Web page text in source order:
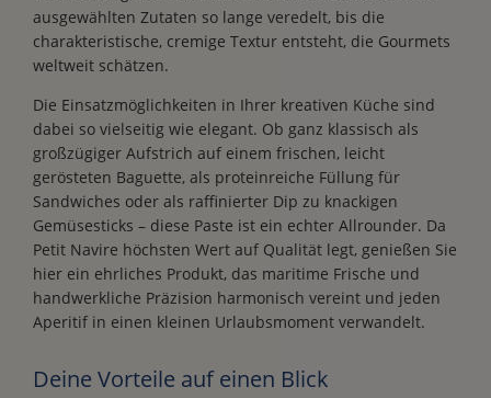
ausgewählten Zutaten so lange veredelt, bis die
charakteristische, cremige Textur entsteht, die Gourmets
weltweit schätzen.
Die Einsatzmöglichkeiten in Ihrer kreativen Küche sind
dabei so vielseitig wie elegant. Ob ganz klassisch als
großzügiger Aufstrich auf einem frischen, leicht
gerösteten Baguette, als proteinreiche Füllung für
Sandwiches oder als raffinierter Dip zu knackigen
Gemüsesticks – diese Paste ist ein echter Allrounder. Da
Petit Navire höchsten Wert auf Qualität legt, genießen Sie
hier ein ehrliches Produkt, das maritime Frische und
handwerkliche Präzision harmonisch vereint und jeden
Aperitif in einen kleinen Urlaubsmoment verwandelt.
Deine Vorteile auf einen Blick